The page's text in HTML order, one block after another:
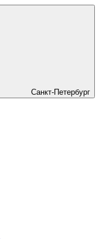
Санкт-Петербург